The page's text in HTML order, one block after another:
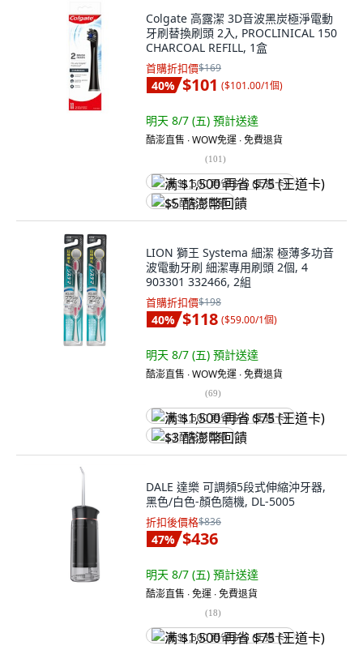
Colgate 高露潔 3D音波黑炭極淨電動
牙刷替換刷頭 2入, PROCLINICAL 150
CHARCOAL REFILL, 1盒
首購折扣價$169
40% $101 ($101.00/1個)
明天 8/7 (五) 預計送達
酷澎直售 ∙ WOW免運 ∙ 免費退貨
(101)
满 $1,500 再省 $75 (王道卡)
$5 酷澎幣回饋
LION 獅王 Systema 細潔 極薄多功音
波電動牙刷 細潔專用刷頭 2個, 4
903301 332466, 2組
首購折扣價$198
40% $118 ($59.00/1個)
明天 8/7 (五) 預計送達
酷澎直售 ∙ WOW免運 ∙ 免費退貨
(69)
满 $1,500 再省 $75 (王道卡)
$3 酷澎幣回饋
DALE 達樂 可調頻5段式伸縮沖牙器,
黑色/白色-顏色隨機, DL-5005
折扣後價格$836
47% $436
明天 8/7 (五) 預計送達
酷澎直售 ∙ 免運 ∙ 免費退貨
(18)
满 $1,500 再省 $75 (王道卡)